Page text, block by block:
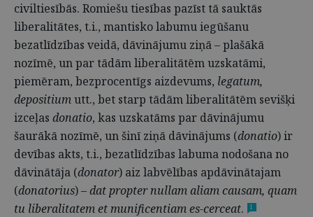
civiltiesībās. Romiešu tiesības pazīst tā sauktās
liberalitātes, t.i., mantisko labumu iegūšanu
bezatlīdzības veidā, dāvinājumu ziņā – plašākā
nozīmē, un par tādām liberalitātēm uzskatāmi,
piemēram, bezprocentīgs aizdevums, legatum,
depositiumutt., bet starp tādām liberalitātēm sevišķi
izceļas donatio, kas uzskatāms par dāvinājumu
šaurākā nozīmē, un šinī ziņā dāvinājums (donatio) ir
devības akts, t.i., bezatlīdzības labuma nodošana no
dāvinātāja (donator) aiz labvēlības apdāvinātajam
(donatorius) –dat propter nullam aliam causam, quam
tu liberalitatem et munificentiam es-cerceat. 1